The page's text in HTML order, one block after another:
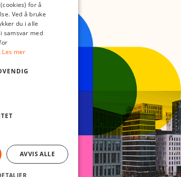
for å
Ved å bruke
du i alle
samsvar med
Les mer
AVVIS ALLE